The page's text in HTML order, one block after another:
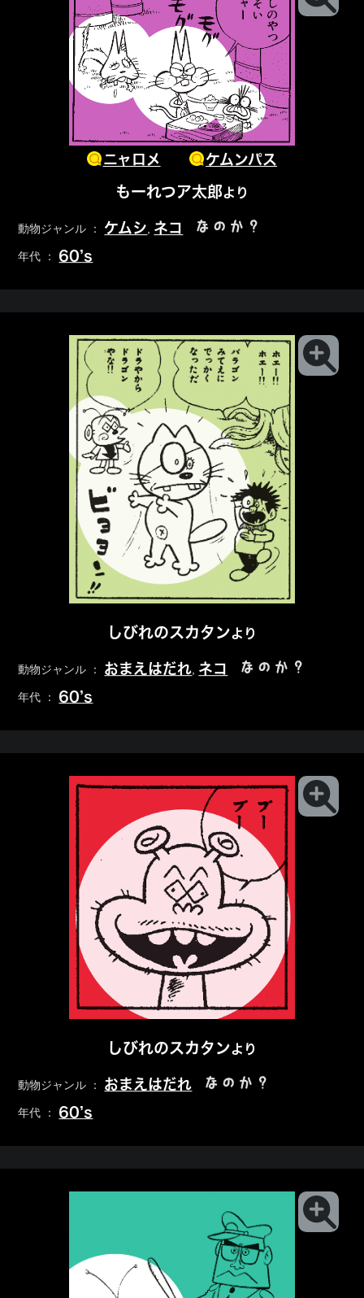
ニャロメ ケムンパス
もーれつア太郎より
動物ジャンル ： ケムシ ネコ なのか？
年代 ： 60’s
しびれのスカタンより
動物ジャンル ： おまえはだれ ネコ なのか？
年代 ： 60’s
しびれのスカタンより
動物ジャンル ： おまえはだれ なのか？
年代 ： 60’s